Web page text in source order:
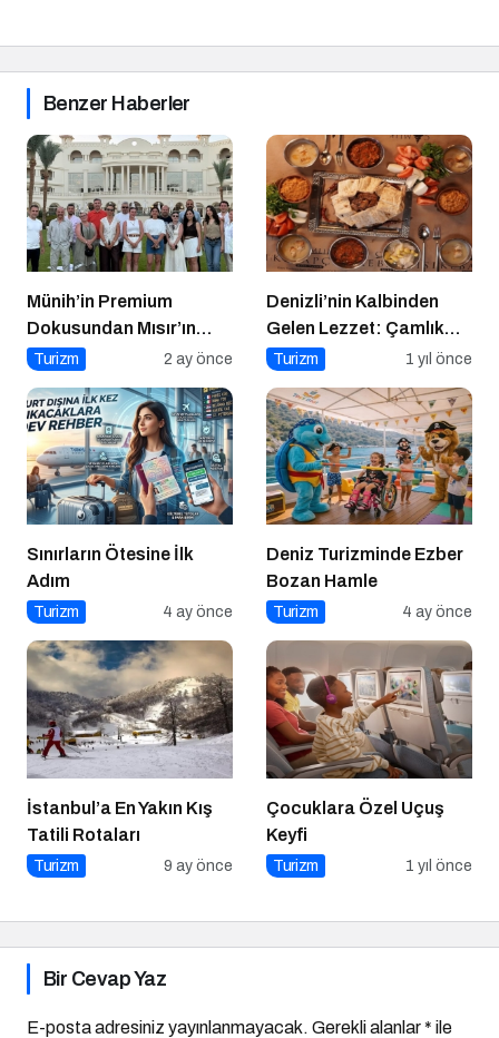
Benzer Haberler
Münih’in Premium
Dokusundan Mısır’ın
Tarihi Derinliğine
Turizm 2 ay önce
Denizli’nin Kalbinden
Gelen Lezzet: Çamlık
Denizli Kebapçısı
Turizm 1 yıl önce
Sınırların Ötesine İlk
Adım
Turizm 4 ay önce
Deniz Turizminde Ezber
Bozan Hamle
Turizm 4 ay önce
İstanbul’a En Yakın Kış
Tatili Rotaları
Turizm 9 ay önce
Çocuklara Özel Uçuş
Keyfi
Turizm 1 yıl önce
Bir Cevap Yaz
E-posta adresiniz yayınlanmayacak. Gerekli alanlar* ile